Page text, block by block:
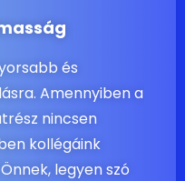
és
Amennyiben a
nincsen
kollégáink
legyen szó